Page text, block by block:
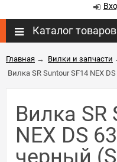
Каталог товаров
Главная → Вилки и запчасти
Вилка SR Suntour SF14 NEX
Вилка SR
NEX DS
черный